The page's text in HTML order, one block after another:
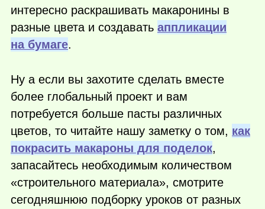
интересно раскрашивать макаронины в
разные цвета и создавать аппликации
на бумаге.
Ну а если вы захотите сделать вместе
более глобальный проект и вам
потребуется больше пасты различных
цветов, то читайте нашу заметку о том, как
покрасить макароны для поделок,
запасайтесь необходимым количеством
«строительного материала», смотрите
сегодняшнюю подборку уроков от разных